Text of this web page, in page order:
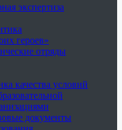
экспертиза
героев»
отряды
качества условий
документы